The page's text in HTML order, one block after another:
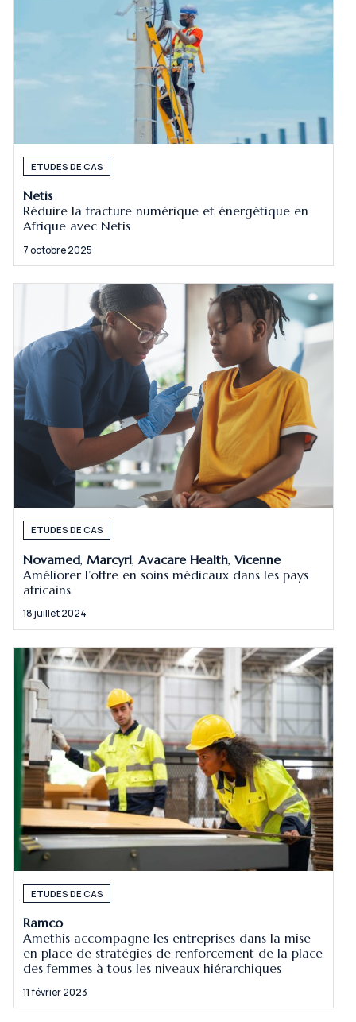
ETUDES DE CAS
Netis
Réduire la fracture numérique et énergétique en
Afrique avec Netis
7 octobre 2025
ETUDES DE CAS
Novamed, Marcyrl,Avacare Health,Vicenne
Améliorer l’offre en soins médicaux dans les pays
africains
18 juillet 2024
ETUDES DE CAS
Ramco
Amethis accompagne les entreprises dans la mise
en place de stratégies de renforcement de la place
des femmes à tous les niveaux hiérarchiques
11 février 2023